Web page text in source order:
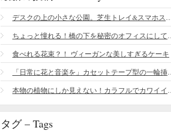
食べれる花束？！ ヴィーガンな美しすぎるケーキ
タグ – Tags